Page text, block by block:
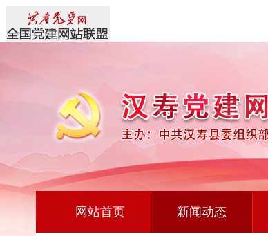
网站首页 新闻动态